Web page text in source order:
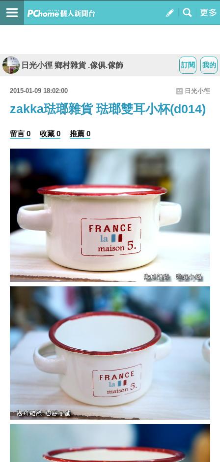
我的
訂閱
日光小徑 鄉村雜貨 .傢俱.傢飾
2015-01-09 18:02:00 日光小徑
zakka琺瑯雜貨 琺瑯雙耳小杯(d014)
留言 0 收藏 0 推薦 0